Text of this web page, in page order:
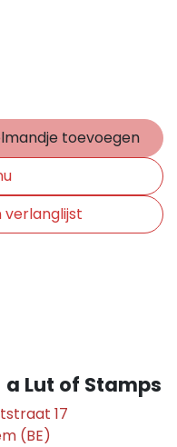
toevoegen
verlanglijst
Lut of Stamps
17
(BE)